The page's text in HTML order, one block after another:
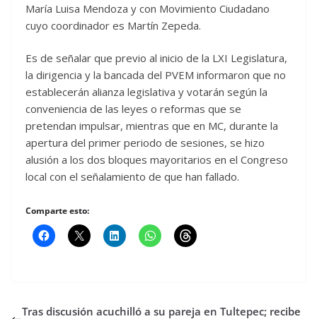
María Luisa Mendoza y con Movimiento Ciudadano
cuyo coordinador es Martín Zepeda.
Es de señalar que previo al inicio de la LXI Legislatura,
la dirigencia y la bancada del PVEM informaron que no
establecerán alianza legislativa y votarán según la
conveniencia de las leyes o reformas que se
pretendan impulsar, mientras que en MC, durante la
apertura del primer periodo de sesiones, se hizo
alusión a los dos bloques mayoritarios en el Congreso
local con el señalamiento de que han fallado.
Comparte esto:
Tras discusión acuchilló a su pareja en Tultepec; recibe